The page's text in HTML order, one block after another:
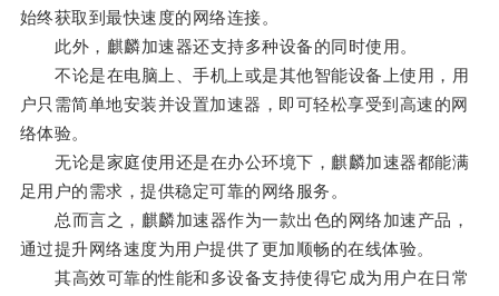
始终获取到最快速度的网络连接。
此外，麒麟加速器还支持多种设备的同时使用。
不论是在电脑上、手机上或是其他智能设备上使用，用
户只需简单地安装并设置加速器，即可轻松享受到高速的网
络体验。
无论是家庭使用还是在办公环境下，麒麟加速器都能满
足用户的需求，提供稳定可靠的网络服务。
总而言之，麒麟加速器作为一款出色的网络加速产品，
通过提升网络速度为用户提供了更加顺畅的在线体验。
其高效可靠的性能和多设备支持使得它成为用户在日常